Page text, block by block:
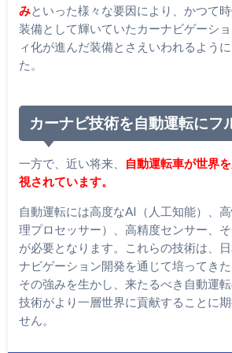
みといった様々な要因により、かつて
装備として輝いていたカーナビゲーシ
ィ化が進んだ装備とさえいわれるよう
た。
カーナビ技術を自動運転にフ
一方で、近い将来、
自動運転車が世界
視されています。
自動運転には高度なAI（人工知能）、
理プロセッサー）、高精度センサー、
が必要となります。これらの技術は、
ナビゲーション開発を通じて培ってきた
その強みを生かし、来たるべき自動運
技術がより一層世界に貢献することに
せん。